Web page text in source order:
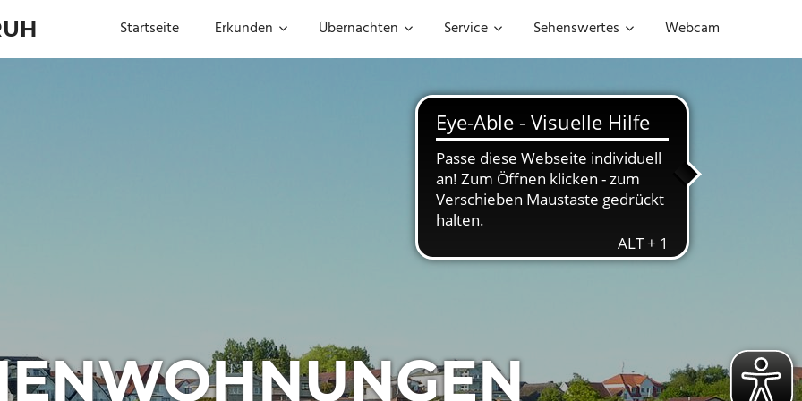
Startseite Erkunden Übernachten Service Sehenswertes Webcam